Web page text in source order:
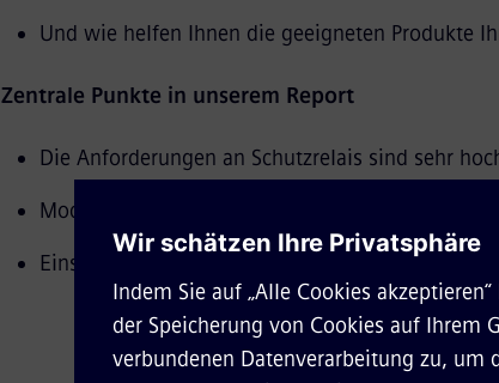
Und wie helfen Ihnen die geeigneten Produkte
Zentrale Punkte in unserem Report
Die Anforderungen an Schutzrelais sind sehr
Modularität ist die wichtigste Anforderung an
Einsparpotenziale stehen hoch im Kurs.